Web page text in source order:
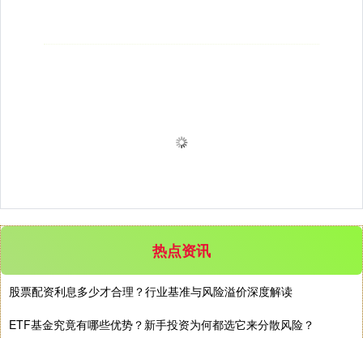
热点资讯
股票配资利息多少才合理？行业基准与风险溢价深度解读
ETF基金究竟有哪些优势？新手投资为何都选它来分散风险？